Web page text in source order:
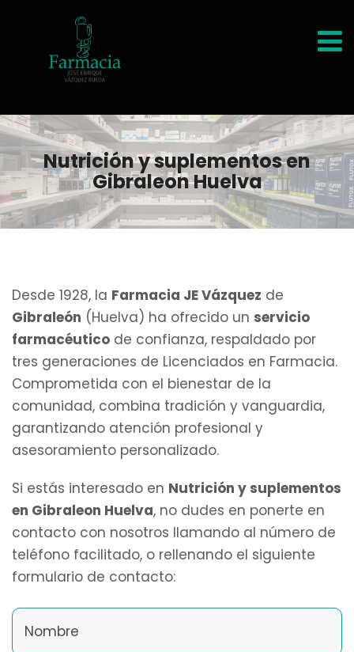
Nutrición y suplementos en
Gibraleon Huelva
Desde 1928, la Farmacia JE Vázquez de
Gibraleón (Huelva) ha ofrecido un servicio
farmacéutico de confianza, respaldado por
tres generaciones de Licenciados en Farmacia.
Comprometida con el bienestar de la
comunidad, combina tradición y vanguardia,
garantizando atención profesional y
asesoramiento personalizado.
Si estás interesado en Nutrición y suplementos
en Gibraleon Huelva, no dudes en ponerte en
contacto con nosotros llamando al número de
teléfono facilitado, o rellenando el siguiente
formulario de contacto: